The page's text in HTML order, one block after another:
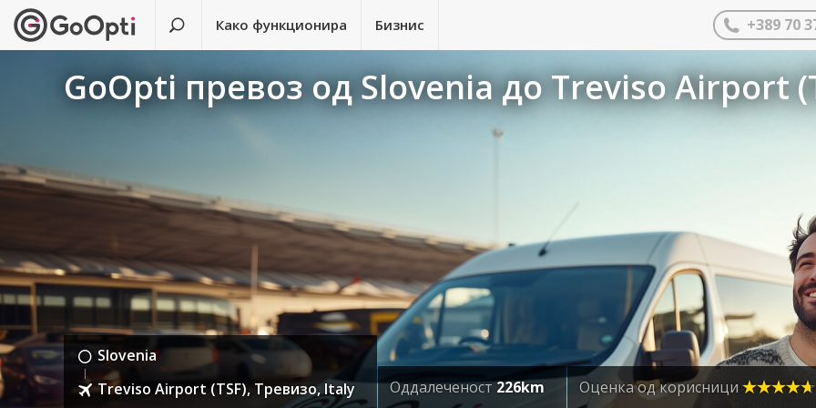
Како функционира Бизнис +389 70
GoOpti превоз од Slovenia до Treviso Airport
Slovenia
Treviso Airport (TSF), Тревизо, Italy
Оддалеченост226km Оценка од корисници